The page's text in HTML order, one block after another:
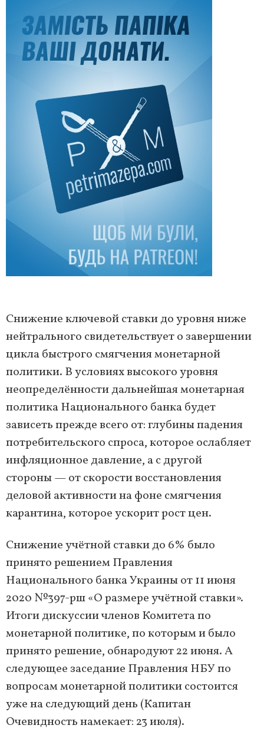
Снижение ключевой ставки до уровня ниже
нейтрального свидетельствует о завершении
цикла быстрого смягчения монетарной
политики. В условиях высокого уровня
неопределённости дальнейшая монетарная
политика Национального банка будет
зависеть прежде всего от: глубины падения
потребительского спроса, которое ослабляет
инфляционное давление, а с другой
стороны — от скорости восстановления
деловой активности на фоне смягчения
карантина, которое ускорит рост цен.
Снижение учётной ставки до 6% было
принято решением Правления
Национального банка Украины от 11 июня
2020 №397-рш «О размере учётной ставки».
Итоги дискуссии членов Комитета по
монетарной политике, по которым и было
принято решение, обнародуют 22 июня. А
следующее заседание Правления НБУ по
вопросам монетарной политики состоится
уже на следующий день (Капитан
Очевидность намекает: 23 июля).